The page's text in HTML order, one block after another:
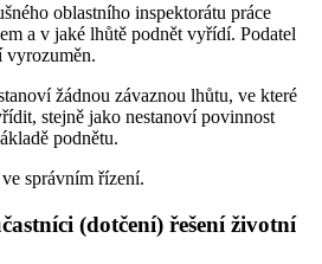
oblastního inspektorátu práce
a v jaké lhůtě podnět vyřídí. Podatel
vyrozuměn.
žádnou závaznou lhůtu, ve které
stejně jako nestanoví povinnost
podnětu.
správním řízení.
(dotčení) řešení životní